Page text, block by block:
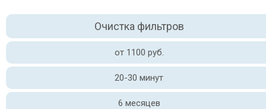
Очистка фильтров
от 1100 руб.
20-30 минут
6 месяцев